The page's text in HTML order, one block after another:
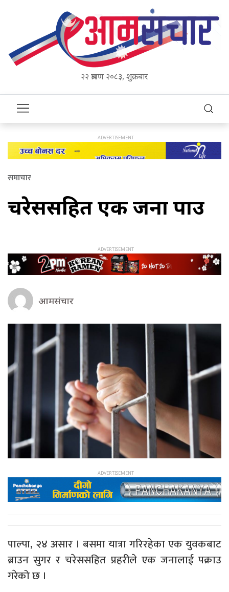
२२ श्रावण २०८३, शुक्रबार
समाचार
चरेससहित एक जना पक्राउ
आमसंचार
पाल्पा, २४ असार । बसमा यात्रा गरिरहेका एक युवकबाट
ब्राउन सुगर र चरेससहित प्रहरीले एक जनालाई पक्राउ
गरेको छ ।